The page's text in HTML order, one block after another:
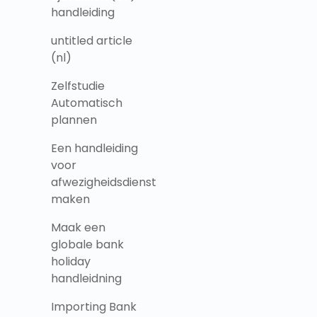
handleiding
untitled article
(nl)
Zelfstudie
Automatisch
plannen
Een handleiding
voor
afwezigheidsdienst
maken
Maak een
globale bank
holiday
handleidning
Importing Bank